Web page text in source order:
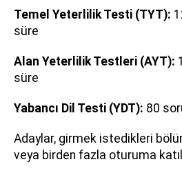
Temel Yeterlilik Testi (TYT):
süre
Alan Yeterlilik Testleri (AYT):
süre
Yabancı Dil Testi (YDT): 80
Adaylar, girmek istedikleri
veya birden fazla oturuma